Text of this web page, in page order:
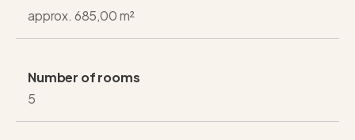
approx. 685,00 m²
Number of rooms
5